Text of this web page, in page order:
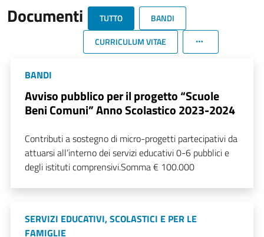
Documenti TUTTO
BANDI
CURRICULUM VITAE
BANDI
Avviso pubblico per il progetto “Scuole
Beni Comuni” Anno Scolastico 2023-2024
Contributi a sostegno di micro-progetti partecipativi da
attuarsi all’interno dei servizi educativi 0-6 pubblici e
degli istituti comprensivi.Somma € 100.000
SERVIZI EDUCATIVI, SCOLASTICI E PER LE
FAMIGLIE